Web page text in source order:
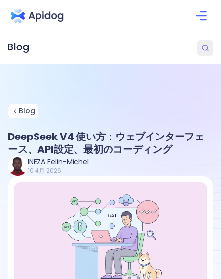
Blog
DeepSeek V4 使い方：ウェブインターフェ
ース、API設定、最初のコーディング
INEZA Felin-Michel
10 4月 2026